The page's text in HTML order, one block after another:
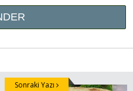
Sonraki Yazı